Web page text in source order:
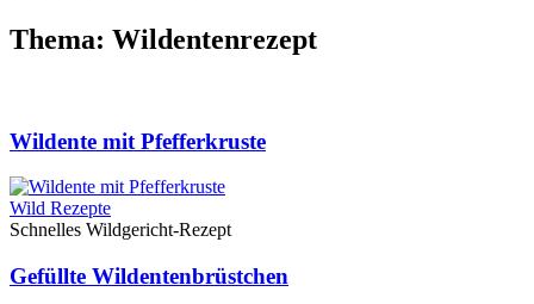
Thema: Wildentenrezept
Wildente mit Pfefferkruste
Wild Rezepte
Schnelles Wildgericht-Rezept
Gefüllte Wildentenbrüstchen